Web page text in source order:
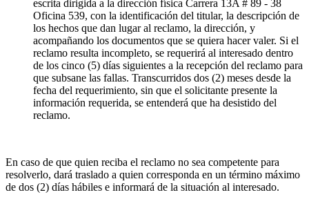
escrita dirigida a la dirección física Carrera 13A # 89 - 38
Oficina 539, con la identificación del titular, la descripción de
los hechos que dan lugar al reclamo, la dirección, y
acompañando los documentos que se quiera hacer valer. Si el
reclamo resulta incompleto, se requerirá al interesado dentro
de los cinco (5) días siguientes a la recepción del reclamo para
que subsane las fallas. Transcurridos dos (2) meses desde la
fecha del requerimiento, sin que el solicitante presente la
información requerida, se entenderá que ha desistido del
reclamo.
En caso de que quien reciba el reclamo no sea competente para
resolverlo, dará traslado a quien corresponda en un término máximo
de dos (2) días hábiles e informará de la situación al interesado.